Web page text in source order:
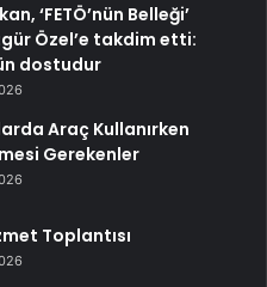
‘FETÖ’nün Belleği’
Özel’e takdim etti:
dostudur
Araç Kullanırken
Gerekenler
Toplantısı